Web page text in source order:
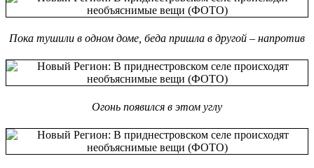
Пока тушили в одном доме, беда пришла в другой – напротив
Огонь появился в этом углу